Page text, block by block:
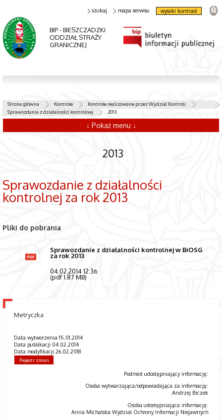
BIP - BIESZCZADZKI
ODDZIAŁ STRAŻY
GRANICZNEJ
szukaj mapa serwisu wysoki kontrast
Strona główna Kontrole
Kontrole realizowane przez Wydział Kontroli
Sprawozdania z działalności kontrolnej
2013
↓ Pokaż menu ↓
2013
Sprawozdanie z działalności
kontrolnej za rok 2013
Pliki do pobrania
Sprawozdanie z działalności kontrolnej w BiOSG
za rok 2013
04.02.2014 12:36
(pdf 1.87 MB)
Metryczka
Data wytworzenia 15.01.2014
Data publikacji 04.02.2014
Data modyfikacji 26.02.2018
Rejestr zmian
Podmiot udostępniający informację:
Osoba wytwarzająca/odpowiadająca za informację:
Andrzej Biczek
Osoba udostępniająca informację:
Anna Michalska Wydział Ochrony Informacji Niejawnych